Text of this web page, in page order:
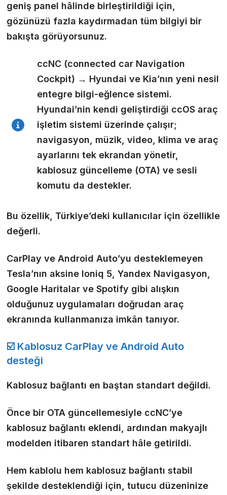
geniş panel hâlinde birleştirildiği için,
gözünüzü fazla kaydırmadan tüm bilgiyi bir
bakışta görüyorsunuz.
ccNC (connected car Navigation
Cockpit) → Hyundai ve Kia’nın yeni nesil
entegre bilgi-eğlence sistemi.
Hyundai’nin kendi geliştirdiği ccOS araç
işletim sistemi üzerinde çalışır;
navigasyon, müzik, video, klima ve araç
ayarlarını tek ekrandan yönetir,
kablosuz güncelleme (OTA) ve sesli
komutu da destekler.
Bu özellik, Türkiye’deki kullanıcılar için özellikle
değerli.
CarPlay ve Android Auto’yu desteklemeyen
Tesla’nın aksine Ioniq 5, Yandex Navigasyon,
Google Haritalar ve Spotify gibi alışkın
olduğunuz uygulamaları doğrudan araç
ekranında kullanmanıza imkân tanıyor.
☑️ Kablosuz CarPlay ve Android Auto
desteği
Kablosuz bağlantı en baştan standart değildi.
Önce bir OTA güncellemesiyle ccNC’ye
kablosuz bağlantı eklendi, ardından makyajlı
modelden itibaren standart hâle getirildi.
Hem kablolu hem kablosuz bağlantı stabil
şekilde desteklendiği için, tutucu düzeninize